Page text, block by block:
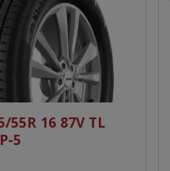
55R 16 87V TL
5